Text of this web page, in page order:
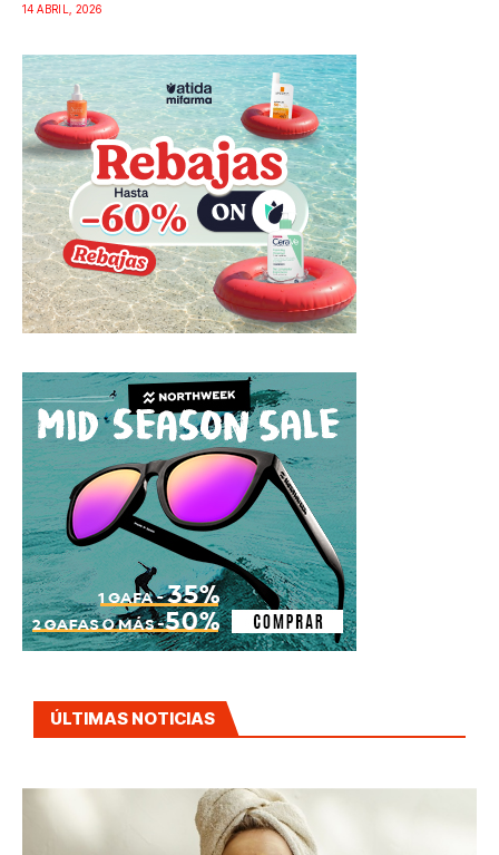
14 ABRIL, 2026
ÚLTIMAS NOTICIAS